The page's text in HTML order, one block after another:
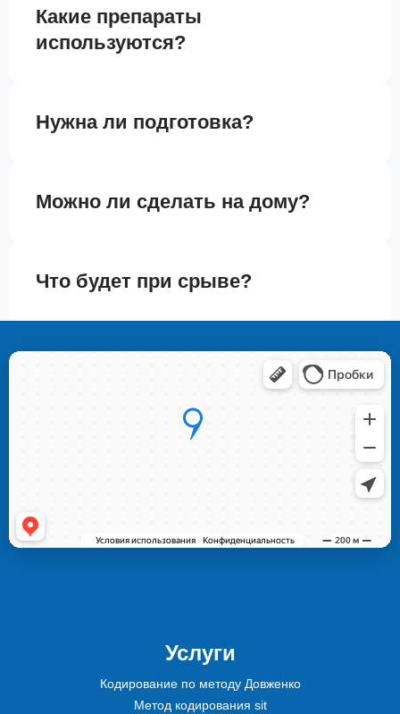
Какие препараты
используются?
Нужна ли подготовка?
Можно ли сделать на дому?
Что будет при срыве?
Услуги
Кодирование по методу Довженко
Метод кодирования sit